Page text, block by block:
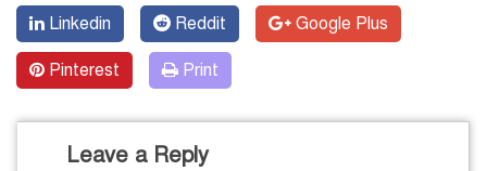
Linkedin Reddit Google Plus
Pinterest Print
Leave a Reply